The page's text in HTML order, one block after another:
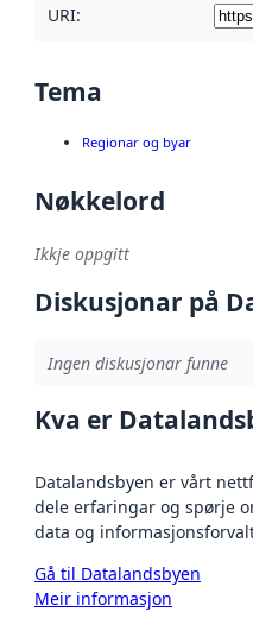
URI:
Tema
Regionar og byar
Nøkkelord
Ikkje oppgitt
Diskusjonar på
Ingen diskusjonar funne
Kva er
Datalandsbyen er vårt
dele erfaringar og spørje
data og
Gå til Datalandsbyen
Meir informasjon